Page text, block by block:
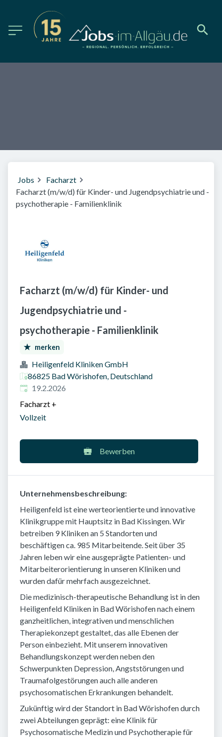
Jobs
Facharzt
Facharzt (m/w/d) für Kinder- und Jugendpsychiatrie und -
psychotherapie - Familienklinik
Facharzt (m/w/d) für Kinder- und
Jugendpsychiatrie und -
psychotherapie - Familienklinik
merken
Heiligenfeld Kliniken GmbH
86825 Bad Wörishofen, Deutschland
Veröffentlicht am
19.2.2026
Facharzt +
Vollzeit
Bewerben
Unternehmensbeschreibung:
Heiligenfeld ist eine werteorientierte und innovative
Klinikgruppe mit Hauptsitz in Bad Kissingen. Wir
betreiben 9 Kliniken an 5 Standorten und
beschäftigen ca. 985 Mitarbeitende. Seit über 35
Jahren leben wir eine ausgeprägte Patienten- und
Mitarbeiterorientierung in unseren Kliniken und
wurden dafür mehrfach ausgezeichnet.
Die medizinisch-therapeutische Behandlung ist in den
Heiligenfeld Kliniken in Bad Wörishofen nach einem
ganzheitlichen, integrativen und menschlichen
Therapiekonzept gestaltet, das alle Ebenen der
Person einbezieht. Mit unserem innovativen
Behandlungskonzept werden neben den
Schwerpunkten Depression, Angststörungen und
Traumafolgestörungen auch alle anderen
psychosomatischen Erkrankungen behandelt.
Zukünftig wird der Standort in Bad Wörishofen durch
zwei Abteilungen geprägt: eine Klinik für
Psychosomatische Medizin und Psychotherapie für